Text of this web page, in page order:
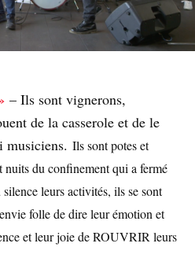
– Ils sont vignerons,
de la casserole et de le
musiciens. Ils sont potes et
nuits du confinement qui a fermé
leurs activités, ils se sont
folle de dire leur émotion et
et leur joie de ROUVRIR leurs